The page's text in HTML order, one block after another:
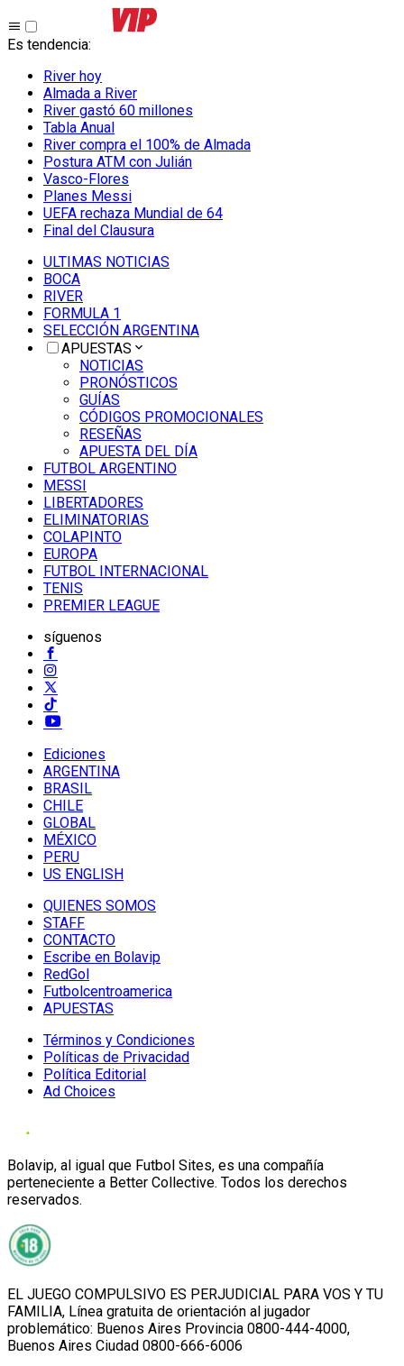
Es tendencia:
River hoy
Almada a River
River gastó 60 millones
Tabla Anual
River compra el 100% de Almada
Postura ATM con Julián
Vasco-Flores
Planes Messi
UEFA rechaza Mundial de 64
Final del Clausura
ULTIMAS NOTICIAS
BOCA
RIVER
FORMULA 1
SELECCIÓN ARGENTINA
APUESTAS
NOTICIAS
PRONÓSTICOS
GUÍAS
CÓDIGOS PROMOCIONALES
RESEÑAS
APUESTA DEL DÍA
FUTBOL ARGENTINO
MESSI
LIBERTADORES
ELIMINATORIAS
COLAPINTO
EUROPA
FUTBOL INTERNACIONAL
TENIS
PREMIER LEAGUE
síguenos
Ediciones
ARGENTINA
BRASIL
CHILE
GLOBAL
MÉXICO
PERU
US ENGLISH
QUIENES SOMOS
STAFF
CONTACTO
Escribe en Bolavip
RedGol
Futbolcentroamerica
APUESTAS
Términos y Condiciones
Políticas de Privacidad
Política Editorial
Ad Choices
Bolavip, al igual que Futbol Sites, es una compañía
perteneciente a Better Collective. Todos los derechos
reservados.
EL JUEGO COMPULSIVO ES PERJUDICIAL PARA VOS Y TU
FAMILIA, Línea gratuita de orientación al jugador
problemático: Buenos Aires Provincia 0800-444-4000,
Buenos Aires Ciudad 0800-666-6006